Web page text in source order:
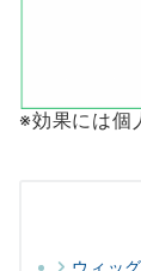
※効果には個
ウィッ